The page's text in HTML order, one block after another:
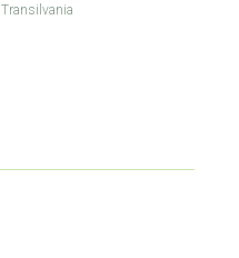
Transilvania